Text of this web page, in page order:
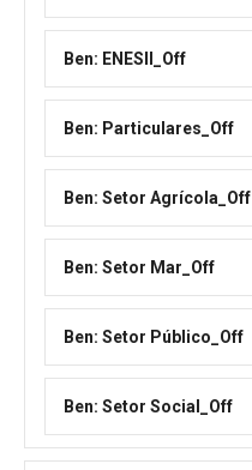
Ben: ENESII_Off
Ben: Particulares_Off
Ben: Setor Agrícola_Off
Ben: Setor Mar_Off
Ben: Setor Público_Off
Ben: Setor Social_Off